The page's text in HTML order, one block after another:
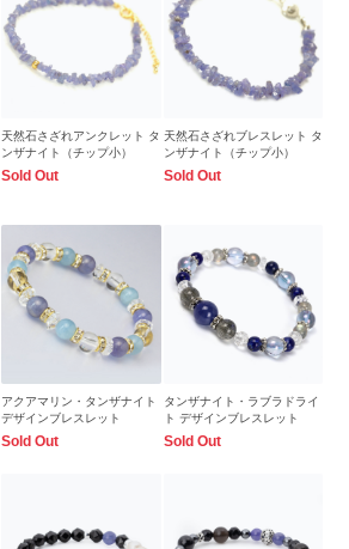
天然石さざれアンクレット タ
ンザナイト（チップ小）
Sold Out
天然石さざれブレスレット タ
ンザナイト（チップ小）
Sold Out
アクアマリン・タンザナイト
デザインブレスレット
Sold Out
タンザナイト・ラブラドライ
ト デザインブレスレット
Sold Out